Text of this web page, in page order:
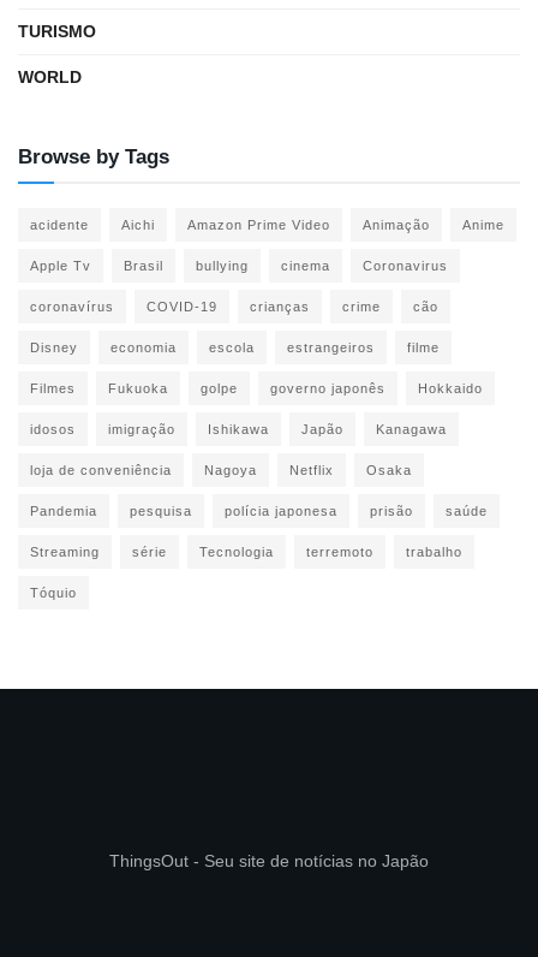
TURISMO
WORLD
Browse by Tags
acidente Aichi Amazon Prime Video Animação Anime
Apple Tv Brasil bullying cinema Coronavirus
coronavírus COVID-19 crianças crime cão
Disney economia escola estrangeiros filme
Filmes Fukuoka golpe governo japonês Hokkaido
idosos imigração Ishikawa Japão Kanagawa
loja de conveniência Nagoya Netflix Osaka
Pandemia pesquisa polícia japonesa prisão saúde
Streaming série Tecnologia terremoto trabalho
Tóquio
ThingsOut - Seu site de notícias no Japão